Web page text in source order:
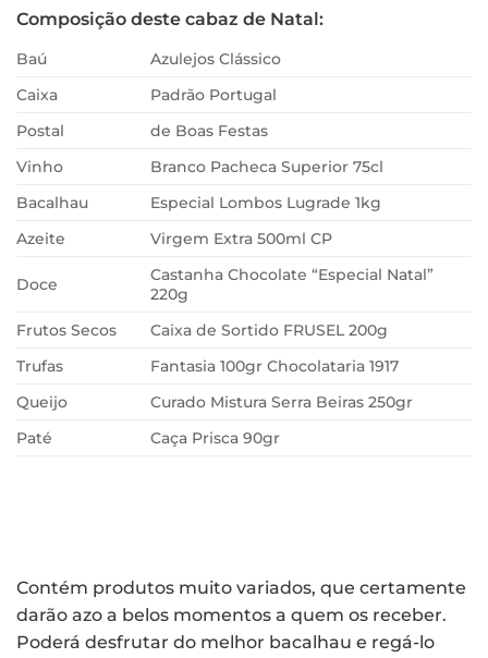
Composição deste cabaz de Natal:
Baú
Azulejos Clássico
Caixa
Padrão Portugal
Postal
de Boas Festas
Vinho
Branco Pacheca Superior 75cl
Bacalhau
Especial Lombos Lugrade 1kg
Azeite
Virgem Extra 500ml CP
Doce
Castanha Chocolate “Especial Natal”
220g
Frutos Secos
Caixa de Sortido FRUSEL 200g
Trufas
Fantasia 100gr Chocolataria 1917
Queijo
Curado Mistura Serra Beiras 250gr
Paté
Caça Prisca 90gr
Contém produtos muito variados, que certamente
darão azo a belos momentos a quem os receber.
Poderá desfrutar do melhor bacalhau e regá-lo